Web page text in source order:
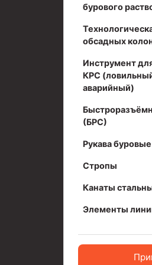
оборудование
привода (СВП)
и оборудование для
бурового
обсадных
Инструмент
КРС
аварийный)
(БРС)
Рукава буровые
Стропы
Канаты
Элементы